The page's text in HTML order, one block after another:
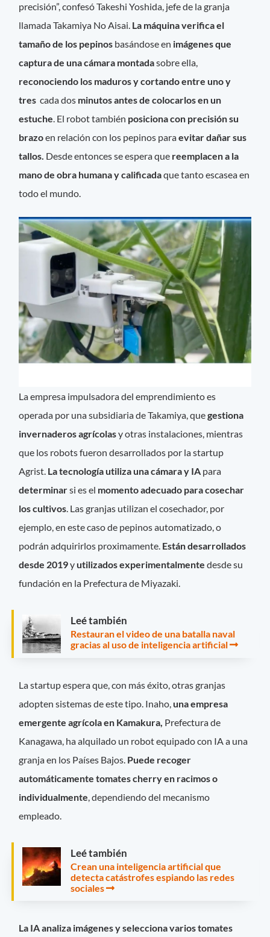
precisión”, confesó Takeshi Yoshida, jefe de la granja
llamada Takamiya No Aisai. La máquina verifica el
tamaño de los pepinos basándose en imágenes que
captura de una cámara montadasobreella,
reconociendo los maduros y cortando entre uno y
tres cada dos minutos antes de colocarlos en un
estuche. El robot también posiciona con precisión su
brazoen relación con los pepinos paraevitar dañar sus
tallos. Desde entonces se espera que reemplacen a la
mano de obra humana y calificadaque tanto escasea en
todo el mundo.
La empresa impulsadora del emprendimiento es
operada por una subsidiaria de Takamiya, quegestiona
invernaderos agrícolasy otras instalaciones, mientras
que los robots fueron desarrollados por la startup
Agrist. La tecnología utiliza una cámara y IA para
determinarsi es el momento adecuado para cosechar
los cultivos . Las granjas utilizan el cosechador, por
ejemplo, en este caso de pepinos automatizado, o
podrán adquirirlos proximamente. Están desarrollados
desde 2019y utilizados experimentalmente desde su
fundación en la Prefectura de Miyazaki.
Leé también
Restauran el video de una batalla naval
gracias al uso de inteligencia artificial
La startup espera que, con más éxito, otras granjas
adopten sistemas de este tipo. Inaho, una empresa
emergente agrícola en Kamakura, Prefectura de
Kanagawa, ha alquilado un robot equipado con IA a una
granja en los Países Bajos. Puede recoger
automáticamente tomates cherry en racimos o
individualmente, dependiendo del mecanismo
empleado.
Leé también
Crean una inteligencia artificial que
detecta catástrofes espiando las redes
sociales
La IA analiza imágenes y selecciona varios tomates